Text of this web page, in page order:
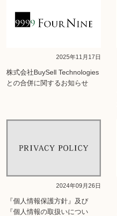
2025年11月17日
株式会社BuySell Technologies
との合併に関するお知らせ
2024年09月26日
『個人情報保護方針』及び
『個人情報の取扱いについ